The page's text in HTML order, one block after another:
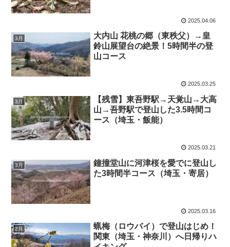
2025.04.06
3月
大内山 花桃の郷（東秩父）→皇
鈴山展望台の絶景！5時間半の登
山コース
2025.03.25
3月
【残雪】東吾野駅→天覚山→大高
山→吾野駅で登山した3.5時間コ
ース（埼玉・飯能）
2025.03.21
3月
鐘撞堂山に河津桜を愛でに登山し
た3時間半コース（埼玉・寄居）
2025.03.16
2月
蝋梅（ロウバイ）で登山はじめ！
関東（埼玉・神奈川）へ日帰りハ